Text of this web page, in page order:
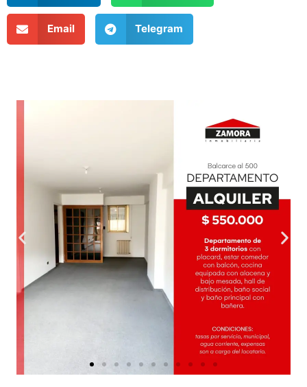
Email Telegram